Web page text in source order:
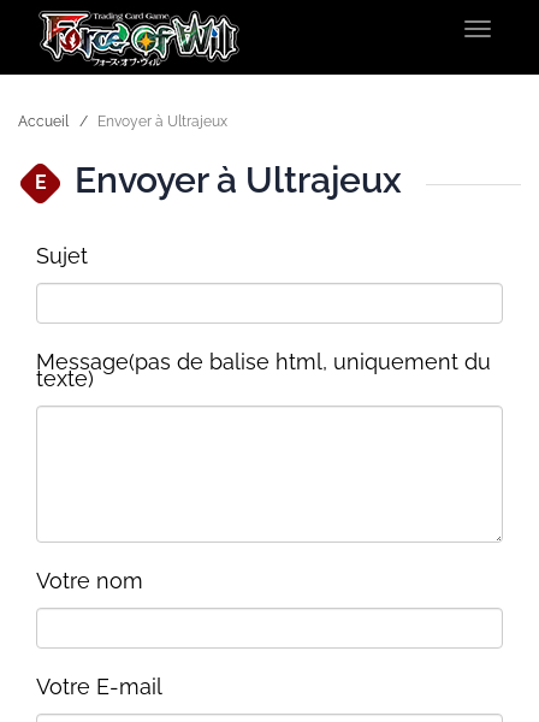
Toggle
Accueil Envoyer à Ultrajeux
E Envoyer à Ultrajeux
Sujet
Message(pas de balise html, uniquement du
texte)
Votre nom
Votre E-mail